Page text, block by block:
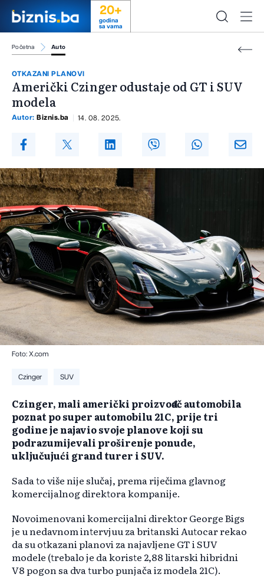
20+
godina
sa vama
Početna Auto
OTKAZANI PLANOVI
Američki Czinger odustaje od GT i SUV
modela
Autor: Biznis.ba 14. 08. 2025.
Foto: X.com
Czinger SUV
Czinger, mali američki proizvođač automobila
poznat po super automobilu 21C, prije tri
godine je najavio svoje planove koji su
podrazumijevali proširenje ponude,
uključujući grand turer i SUV.
Sada to više nije slučaj, prema riječima glavnog
komercijalnog direktora kompanije.
Novoimenovani komercijalni direktor George Bigs
je u nedavnom intervjuu za britanski Autocar rekao
da su otkazani planovi za najavljene GT i SUV
modele (trebalo je da koriste 2,88 litarski hibridni
V8 pogon sa dva turbo punjača iz modela 21C).